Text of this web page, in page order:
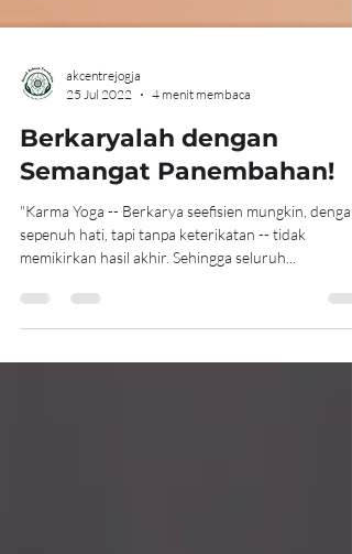
akcentrejogja
25 Jul 2022
4 menit membaca
Berkaryalah dengan
Semangat Panembahan!
sepenuh hati, tapi tanpa keterikatan -- tidak
memikirkan hasil akhir. Sehingga seluruh...